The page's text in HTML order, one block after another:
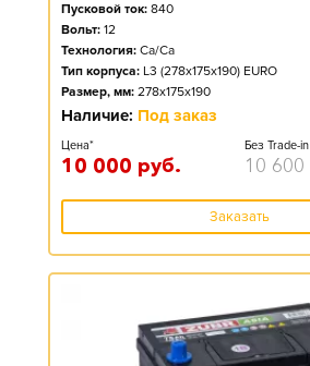
Пусковой ток: 840
Вольт: 12
Технология: Ca/Ca
Тип корпуса: L3 (278x175x190) EURO
Размер, мм: 278x175x190
Наличие: Под заказ
Цена*
10 000 руб.
Без Trade-in
10 600
Заказать